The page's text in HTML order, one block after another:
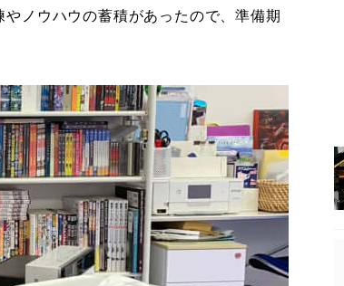
ノウハウの蓄積があったので、準備期